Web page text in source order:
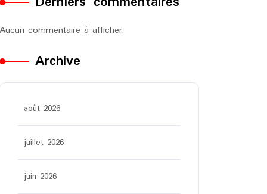
Aucun commentaire à afficher.
Archive
août 2026
juillet 2026
juin 2026